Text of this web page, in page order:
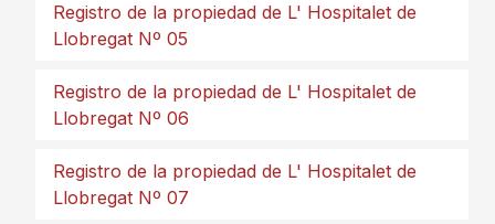
Registro de la propiedad de L' Hospitalet de
Llobregat Nº 05
Registro de la propiedad de L' Hospitalet de
Llobregat Nº 06
Registro de la propiedad de L' Hospitalet de
Llobregat Nº 07